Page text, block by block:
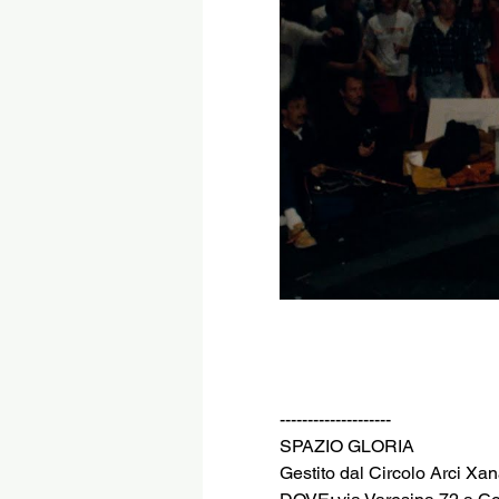
--------------------
SPAZIO GLORIA
Gestito dal Circolo Arci